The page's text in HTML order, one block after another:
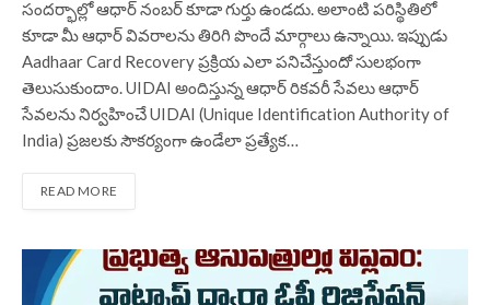
సందర్భాల్లో ఆధార్ నంబర్ కూడా గుర్తు ఉండదు. అలాంటి పరిస్థితిలో
కూడా మీ ఆధార్ వివరాలను తిరిగి పొందే మార్గాలు ఉన్నాయి. ఇప్పుడు
Aadhaar Card Recovery ప్రక్రియ ఎలా పనిచేస్తుందో సులభంగా
తెలుసుకుందాం. UIDAI అందిస్తున్న ఆధార్ రికవరీ సేవలు ఆధార్
సేవలను నిర్వహించే UIDAI (Unique Identification Authority of
India) ప్రజలకు సౌకర్యంగా ఉండేలా ప్రత్యేక…
READ MORE